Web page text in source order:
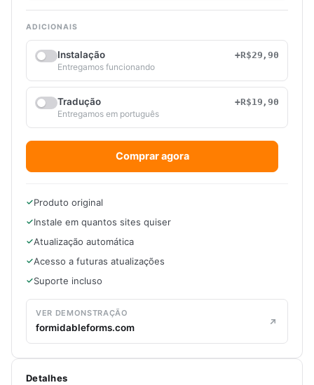
ADICIONAIS
Instalação
+R$29,90
Entregamos funcionando
Tradução
+R$19,90
Entregamos em português
Comprar agora
Produto original
Instale em quantos sites quiser
Atualização automática
Acesso a futuras atualizações
Suporte incluso
VER DEMONSTRAÇÃO
formidableforms.com
Detalhes